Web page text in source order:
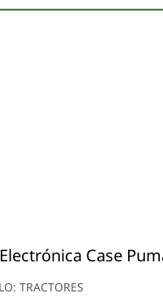
Case
TRACTORES